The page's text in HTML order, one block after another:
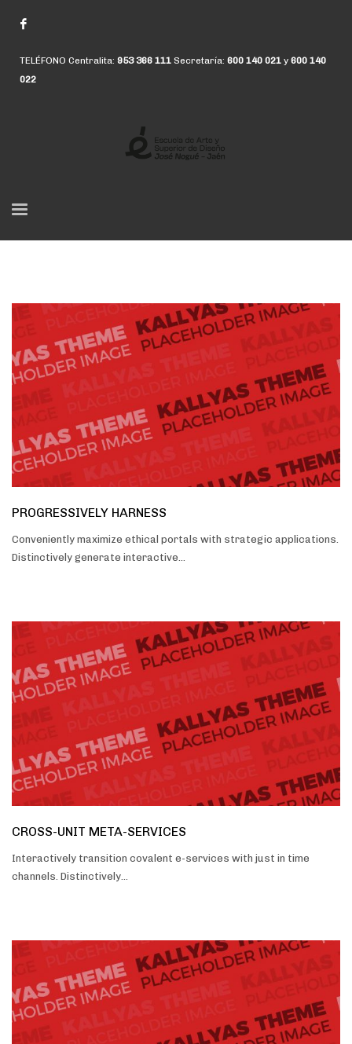
TELÉFONO Centralita: 953 366 111 Secretaría: 600 140 021 y 600 140
022
PROGRESSIVELY HARNESS
Conveniently maximize ethical portals with strategic applications.
Distinctively generate interactive…
CROSS-UNIT META-SERVICES
Interactively transition covalent e-services with just in time
channels. Distinctively…